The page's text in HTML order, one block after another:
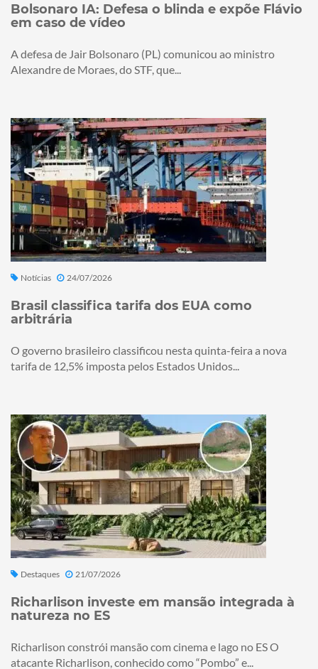
Bolsonaro IA: Defesa o blinda e expõe Flávio
em caso de vídeo
A defesa de Jair Bolsonaro (PL) comunicou ao ministro
Alexandre de Moraes, do STF, que...
Notícias 24/07/2026
Brasil classifica tarifa dos EUA como
arbitrária
O governo brasileiro classificou nesta quinta-feira a nova
tarifa de 12,5% imposta pelos Estados Unidos...
Destaques 21/07/2026
Richarlison investe em mansão integrada à
natureza no ES
Richarlison constrói mansão com cinema e lago no ES O
atacante Richarlison, conhecido como “Pombo” e...